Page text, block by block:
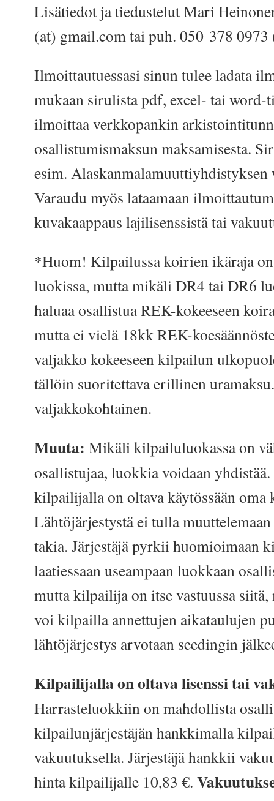
Lisätiedot ja tiedustelut Mari
(at) gmail.com tai puh. 050 378
Ilmoittautuessasi sinun tulee ladata
mukaan sirulista pdf, excel- tai word-
ilmoittaa verkkopankin
osallistumismaksun maksamisesta.
esim.
Varaudu myös lataamaan
kuvakaappaus lajilisenssistä tai
*Huom! Kilpailussa koirien ikäraja
luokissa, mutta mikäli DR4 tai DR6
haluaa osallistua REK-kokeeseen
mutta ei vielä 18kk REK-
valjakko kokeeseen kilpailun
tällöin suoritettava erillinen
valjakkokohtainen.
Muuta: Mikäli kilpailuluokassa on
osallistujaa, luokkia voidaan
kilpailijalla on oltava käytössään oma
Lähtöjärjestystä ei tulla
takia. Järjestäjä pyrkii huomioimaan
laatiessaan useampaan luokkaan
mutta kilpailija on itse vastuussa siitä,
voi kilpailla annettujen aikataulujen
lähtöjärjestys arvotaan seedingin
Kilpailijalla on oltava lisenssi tai
Harrasteluokkiin on mahdollista
kilpailunjärjestäjän hankkimalla
vakuutuksella. Järjestäjä hankkii
hinta kilpailijalle 10,83 €.